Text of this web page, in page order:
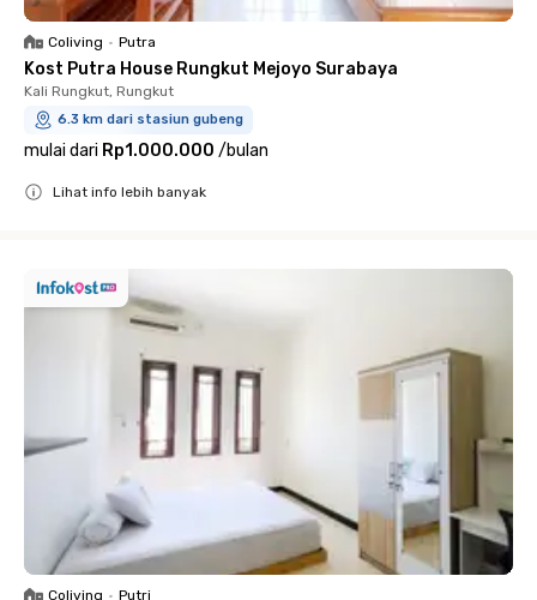
Coliving • Putra
Kost Putra House Rungkut Mejoyo Surabaya
Kali Rungkut, Rungkut
6.3 km dari stasiun gubeng
mulai dari Rp1.000.000 /bulan
Lihat info lebih banyak
Coliving • Putri